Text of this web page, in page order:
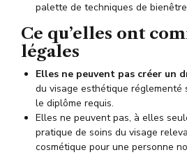
palette de techniques de
Ce qu’elles ont
légales
Elles ne peuvent pas créer un
du visage esthétique réglementé
le diplôme requis.
Elles ne peuvent pas, à elles
pratique de soins du visage
cosmétique pour une personne